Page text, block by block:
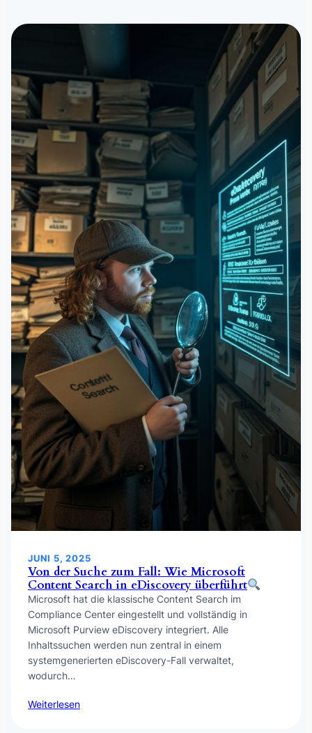
JUNI 5, 2025
Von der Suche zum Fall: Wie Microsoft
Content Search in eDiscovery überführt
Microsoft hat die klassische Content Search im
Compliance Center eingestellt und vollständig in
Microsoft Purview eDiscovery integriert. Alle
Inhaltssuchen werden nun zentral in einem
systemgenerierten eDiscovery-Fall verwaltet,
wodurch…
Weiterlesen